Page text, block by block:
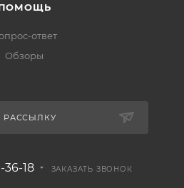
ответ
Обзоры
РАССЫЛКУ
36-18 ЗАКАЗАТЬ ЗВОНОК